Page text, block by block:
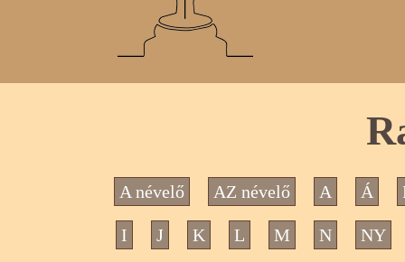
A névelő AZ névelő A Á
I J K L M N NY